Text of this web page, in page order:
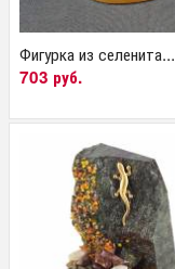
Фигурка из селенита...
703 руб.